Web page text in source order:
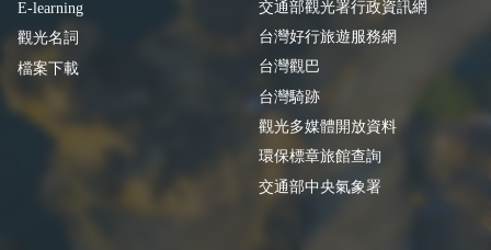
E-learning
觀光名詞
檔案下載
交通部觀光署行政資訊網
台灣好行旅遊服務網
台灣觀巴
台灣騎跡
觀光多媒體開放資料
環保標章旅館查詢
交通部中央氣象署